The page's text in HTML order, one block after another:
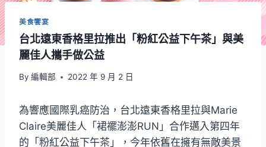
美食饗宴
台北遠東香格里拉推出「粉紅公益下午茶」與美
麗佳人攜手做公益
By 編輯部 2022 年 9 月 2 日
為響應國際乳癌防治，台北遠東香格里拉與Marie
Claire美麗佳人「裙襬澎澎RUN」合作邁入第四年
的「粉紅公益下午茶」，今年依舊在擁有無敵美景